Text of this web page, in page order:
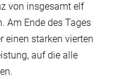
von insgesamt elf
Am Ende des Tages
einen starken vierten
auf die alle